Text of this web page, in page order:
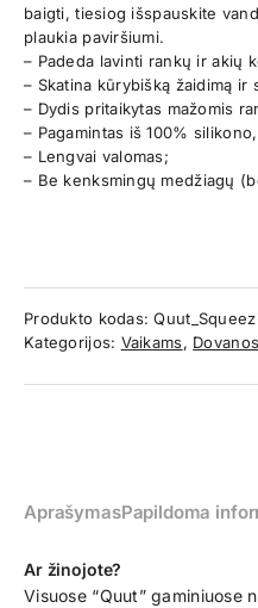
baigti, tiesiog išspauskite
plaukia paviršiumi.
– Padeda lavinti rankų ir akių
– Skatina kūrybišką žaidimą ir
– Dydis pritaikytas mažomis
– Pagamintas iš 100%
– Lengvai valomas;
– Be kenksmingų medžiagų
Produkto kodas:
Kategorijos: Vaikams, Dovanos
AprašymasPapildoma
Ar žinojote?
Visuose “Quut” gaminiuose